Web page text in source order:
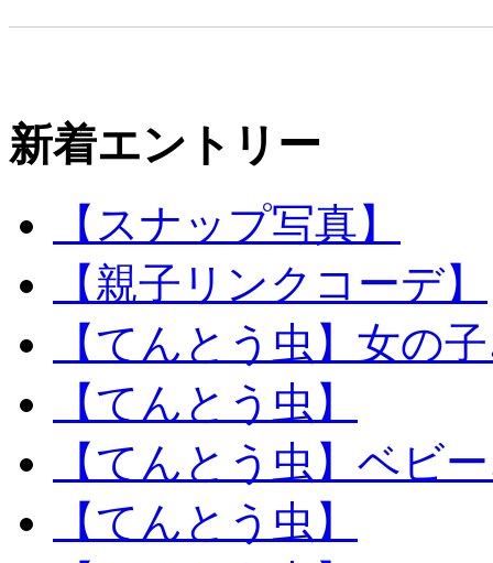
新着エントリー
【スナップ写真】
【親子リンクコーデ】
【てんとう虫】女の
【てんとう虫】
【てんとう虫】ベビ
【てんとう虫】